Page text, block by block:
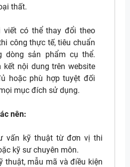
thất.
viết có thể thay đổi theo
công thực tế, tiêu chuẩn
dòng sản phẩm cụ thể.
kết nội dung trên website
hoặc phù hợp tuyệt đối
mục đích sử dụng.
nên:
vấn kỹ thuật từ đơn vị thi
kỹ sư chuyên môn.
thuật, mẫu mã và điều kiện